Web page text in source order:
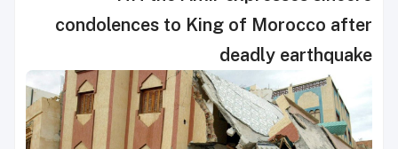
condolences to King of Morocco after
deadly earthquake